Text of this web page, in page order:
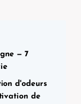
— 7
d'odeurs
de